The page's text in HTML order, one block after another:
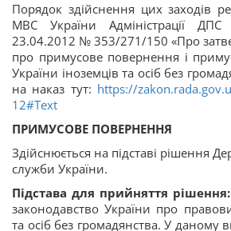
Порядок здійснення цих заходів
МВС України Адміністрації
23.04.2012 № 353/271/150 «Про
про примусове повернення і
України іноземців та осіб без
на наказ тут: https://
12#Text
ПРИМУСОВЕ ПОВЕРНЕННЯ
Здійснюється на підставі рішення
служби України.
Підстава для прийняття рішення:
законодавство України про
та осіб без громадянства. У даному